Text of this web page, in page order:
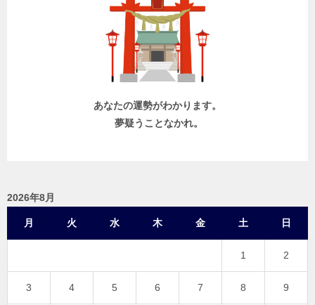
あなたの運勢がわかります。
夢疑うことなかれ。
2026年8月
月 火 水 木 金 土 日
1 2
3 4 5 6 7 8 9